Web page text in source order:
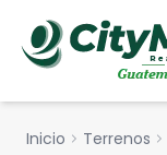
Inicio chevron_right Terrenos chevron_right